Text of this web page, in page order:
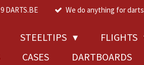
9 DARTS.BE We do anything for darts
STEELTIPS FLIGHTS
CASES DARTBOARDS